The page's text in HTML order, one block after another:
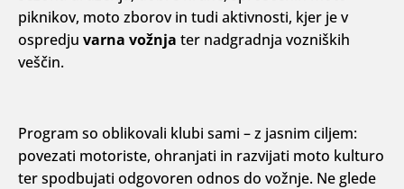
piknikov, moto zborov in tudi aktivnosti, kjer je v
ospredju varna vožnja ter nadgradnja vozniških
veščin.
Program so oblikovali klubi sami – z jasnim ciljem:
povezati motoriste, ohranjati in razvijati moto kulturo
ter spodbujati odgovoren odnos do vožnje. Ne glede